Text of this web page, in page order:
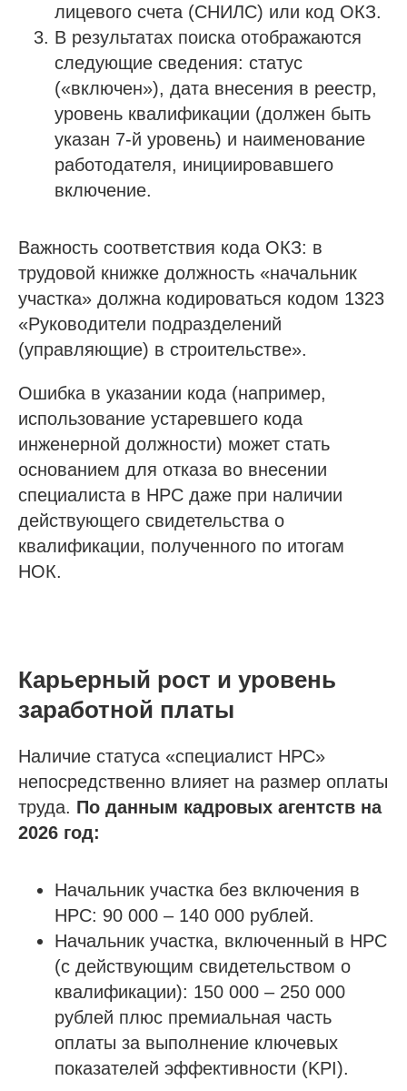
лицевого счета (СНИЛС) или код ОКЗ.
В результатах поиска отображаются
следующие сведения: статус
(«включен»), дата внесения в реестр,
уровень квалификации (должен быть
указан 7-й уровень) и наименование
работодателя, инициировавшего
включение.
Важность соответствия кода ОКЗ: в
трудовой книжке должность «начальник
участка» должна кодироваться кодом 1323
«Руководители подразделений
(управляющие) в строительстве».
Ошибка в указании кода (например,
использование устаревшего кода
инженерной должности) может стать
основанием для отказа во внесении
специалиста в НРС даже при наличии
действующего свидетельства о
квалификации, полученного по итогам
НОК.
Карьерный рост и уровень
заработной платы
Наличие статуса «специалист НРС»
непосредственно влияет на размер оплаты
труда. По данным кадровых агентств на
2026 год:
Начальник участка без включения в
НРС: 90 000 – 140 000 рублей.
Начальник участка, включенный в НРС
(с действующим свидетельством о
квалификации): 150 000 – 250 000
рублей плюс премиальная часть
оплаты за выполнение ключевых
показателей эффективности (KPI).
© 2013-2026 Все права защищены
ИНН 110502949715 ОГРНИП 319470400025151
Политика конфиденциальности
Согласие на рекламную рассылку
Согласие на обработку персональных данных
О компании
Лицензия на лом металлов
Лицензия Минкультуры
Лицензия МЧС